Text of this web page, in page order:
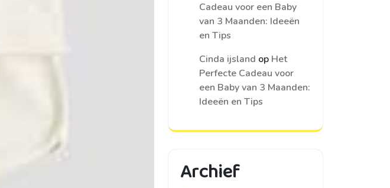
Cadeau voor een Baby
van 3 Maanden: Ideeën
en Tips
Cinda ijsland op Het
Perfecte Cadeau voor
een Baby van 3 Maanden:
Ideeën en Tips
Archief